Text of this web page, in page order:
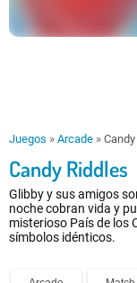
Juegos » Arcade »
Candy Riddles
Glibby y sus amigos
noche cobran vida y
misterioso País de los
símbolos idénticos.